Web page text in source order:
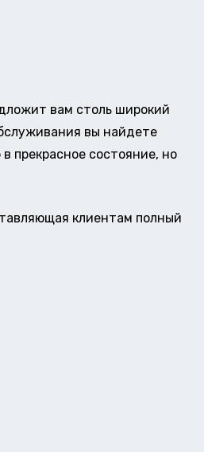
вам столь широкий
вы найдете
прекрасное состояние, но
клиентам полный